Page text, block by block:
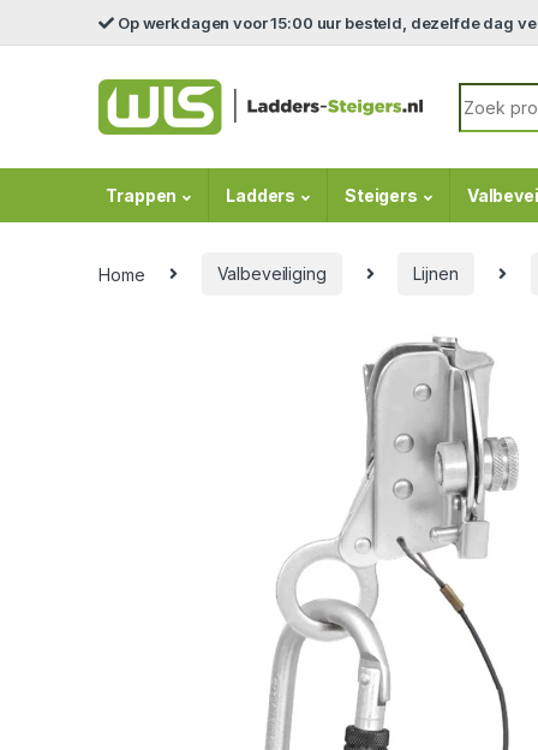
Skip to navigation
Skip to content Op werkdagen voor 15:00 uur besteld, dezelfde dag
Search
Trappen Ladders Steigers
Home Valbeveiliging Lijnen